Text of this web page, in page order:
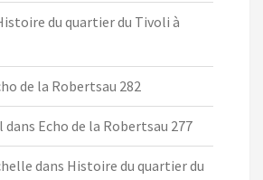
du quartier du Tivoli à
de la Robertsau 282
dans Echo de la Robertsau 277
dans Histoire du quartier du